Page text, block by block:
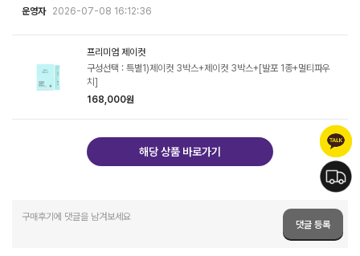
운영자 2026-07-08 16:12:36
프리미엄 제이컷
구성선택 : 특별1)제이컷 3박스+제이컷 3박스+[발포 1종+멀티파우
치]
168,000원
해당 상품 바로가기
댓글 등록